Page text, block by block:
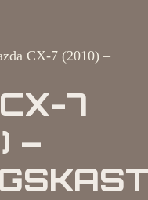
CX-7 (2010) –
7
–